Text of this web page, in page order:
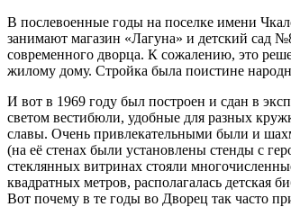
В послевоенные годы на поселке имени
занимают магазин «Лагуна» и детский сад
современного дворца. К сожалению, это
жилому дому. Стройка была поистине
И вот в 1969 году был построен и сдан в
светом вестибюли, удобные для разных
славы. Очень привлекательными были и
(на её стенах были установлены стенды с
стеклянных витринах стояли
квадратных метров, располагалась
Вот почему в те годы во Дворец так часто